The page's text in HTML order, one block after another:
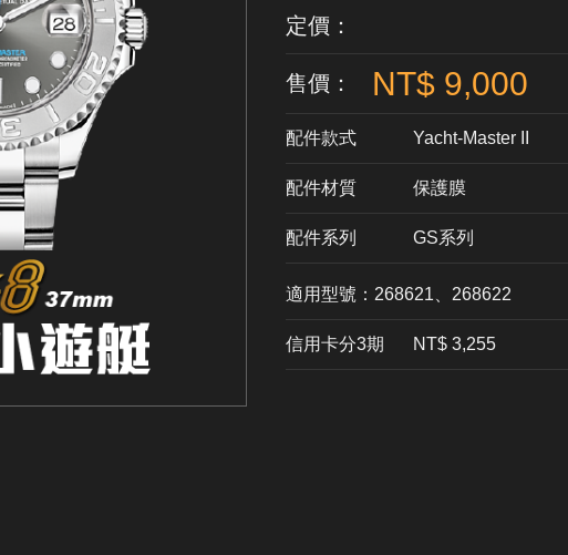
定價：
售價： NT$ 9,000
配件款式 Yacht-Master II
配件材質 ​保護膜
配件系列 GS系列
適用型號：268621、268622
信用卡分3期 ​NT$ 3,255